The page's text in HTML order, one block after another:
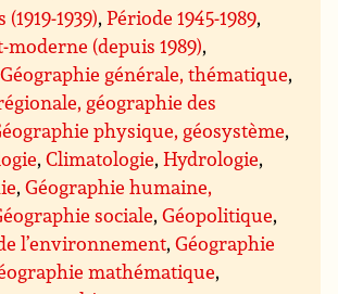
1939),Période 1945-1989,
(depuis 1989),
Géographie générale, thématique,
géographie des
physique, géosystème,
,Climatologie,Hydrologie,
,Géographie humaine,
sociale,Géopolitique,
l’environnement,Géographie
mathématique,